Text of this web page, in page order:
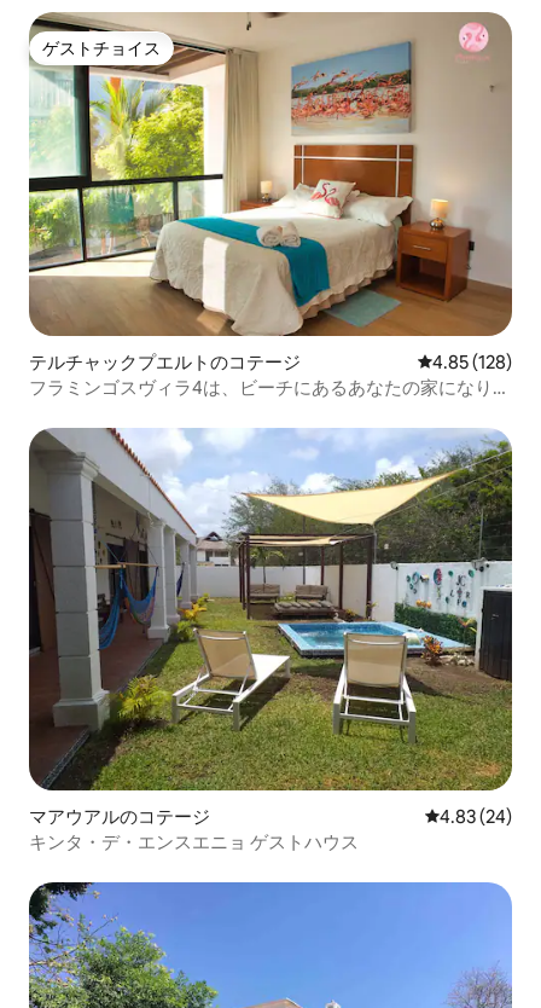
ゲストチョイス
ゲストチョイス
テルチャックプエルトのコテージ レビュー128
4.85 (128)
フラミンゴスヴィラ4は、ビーチにあるあなたの家になりま
マアウアルのコテージ レビュー24
4.83 (24)
キンタ・デ・エンスエニョ ゲストハウス